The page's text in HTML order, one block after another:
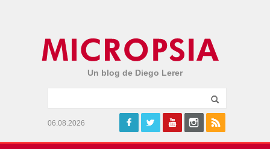
Un blog de Diego Lerer
06.08.2026